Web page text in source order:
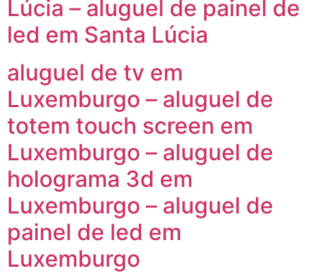
Lúcia – aluguel de painel de
led em Santa Lúcia
aluguel de tv em
Luxemburgo – aluguel de
totem touch screen em
Luxemburgo – aluguel de
holograma 3d em
Luxemburgo – aluguel de
painel de led em
Luxemburgo